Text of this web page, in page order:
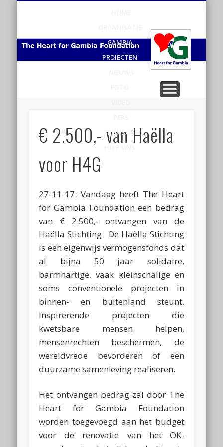
GAMBIA
PROJECTEN
SPONSORS
€ 2.500,- van Haëlla
voor H4G
27-11-17: Vandaag heeft The Heart
for Gambia Foundation een bedrag
van € 2.500,- ontvangen van de
Haëlla Stichting. De Haëlla Stichting
is een eigenwijs vermogensfonds dat
al bijna 50 jaar solidaire,
barmhartige, vaak kleinschalige en
soms conventionele projecten in
binnen- en buitenland steunt.
Inspirerende projecten die
kwetsbare mensen helpen,
mensenrechten beschermen, de
wereldvrede bevorderen of een
duurzame samenleving realiseren.
Het ontvangen bedrag zal door The
Heart for Gambia Foundation
worden toegevoegd aan het budget
voor de renovatie van het OK-